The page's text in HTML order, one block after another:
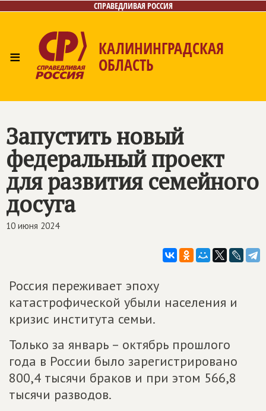
СПРАВЕДЛИВАЯ РОССИЯ
≡ КАЛИНИНГРАДСКАЯ
ОБЛАСТЬ
Запустить новый
федеральный проект
для развития семейного
досуга
10 июня 2024
Россия переживает эпоху
катастрофической убыли населения и
кризис института семьи.
Только за январь – октябрь прошлого
года в России было зарегистрировано
800,4 тысячи браков и при этом 566,8
тысячи разводов.